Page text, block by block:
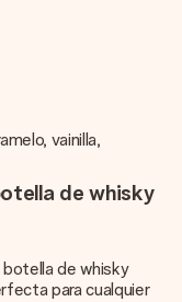
vainilla,
de whisky
de whisky
para cualquier